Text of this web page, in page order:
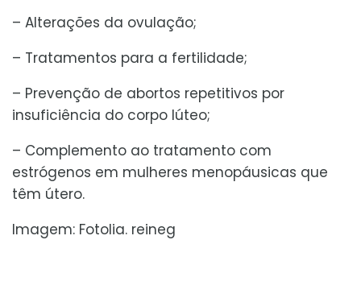
– Alterações da ovulação;
– Tratamentos para a fertilidade;
– Prevenção de abortos repetitivos por
insuficiência do corpo lúteo;
– Complemento ao tratamento com
estrógenos em mulheres menopáusicas que
têm útero.
Imagem: Fotolia. reineg